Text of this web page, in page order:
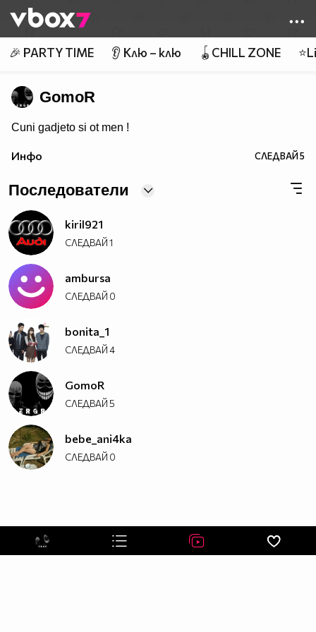
👾
🎉 PARTY TIME 👂 Клю – клю 🪀CHILL ZONE
GomoR
Cuni gadjeto si ot men !
Инфо СЛЕДВАЙ5
Последователи
kiril921
СЛЕДВАЙ1
ambursa
СЛЕДВАЙ 0
bonita_1
СЛЕДВАЙ4
GomoR
СЛЕДВАЙ5
bebe_ani4ka
СЛЕДВАЙ 0